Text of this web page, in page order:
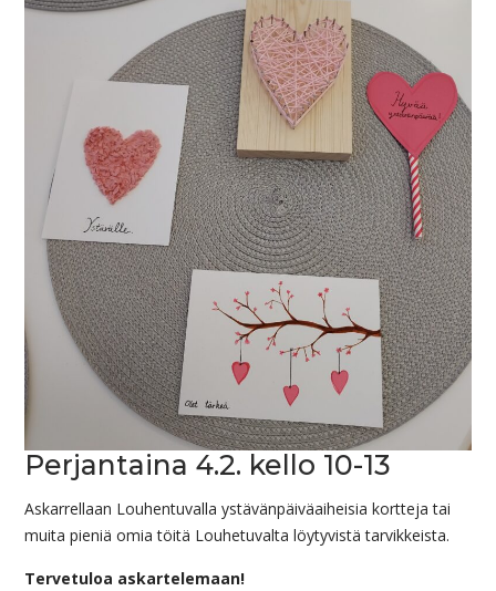
Perjantaina 4.2. kello 10-13
Askarrellaan Louhentuvalla ystävänpäiväaiheisia kortteja tai
muita pieniä omia töitä Louhetuvalta löytyvistä tarvikkeista.
Tervetuloa askartelemaan!